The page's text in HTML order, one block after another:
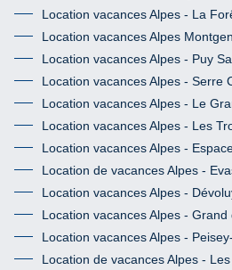
Location vacances Alpes - La
Location vacances Alpes
Location vacances Alpes - Puy
Location vacances Alpes - Serre
Location vacances Alpes - Le
Location vacances Alpes - Les
Location vacances Alpes -
Location de vacances Alpes -
Location vacances Alpes -
Location vacances Alpes -
Location vacances Alpes -
Location de vacances Alpes -